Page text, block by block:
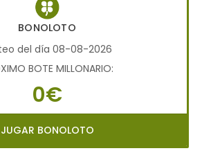
BONOLOTO
del día 08-08-2026
BOTE MILLONARIO:
0€
JUGAR BONOLOTO